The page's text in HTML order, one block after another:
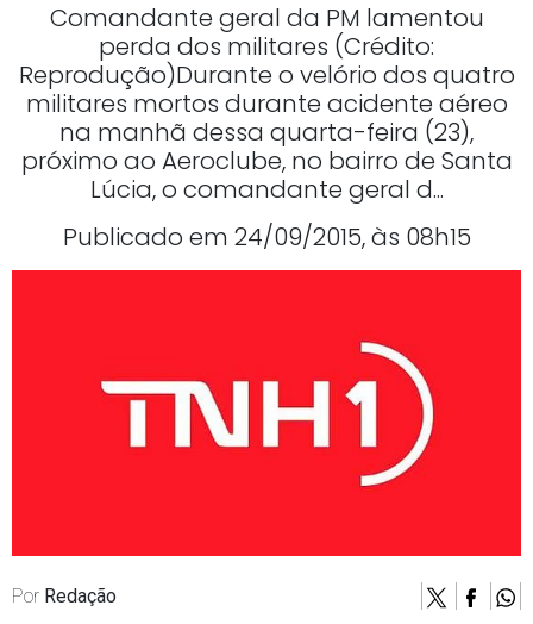
Comandante geral da PM lamentou
perda dos militares (Crédito:
Reprodução)Durante o velório dos quatro
militares mortos durante acidente aéreo
na manhã dessa quarta-feira (23),
próximo ao Aeroclube, no bairro de Santa
Lúcia, o comandante geral d...
Publicado em 24/09/2015, às 08h15
Por Redação